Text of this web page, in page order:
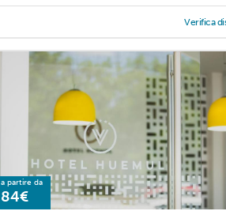
Verifica
a partire da
84€